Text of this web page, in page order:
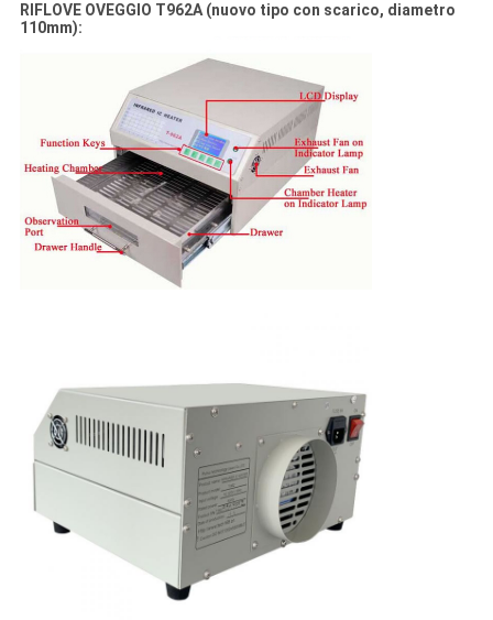
RIFLOVE OVEGGIO T962A (nuovo tipo con scarico, diametro
110mm):